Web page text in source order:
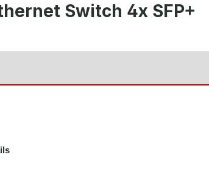
Switch 4x SFP+